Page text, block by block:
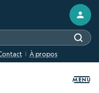
À propos
MENU